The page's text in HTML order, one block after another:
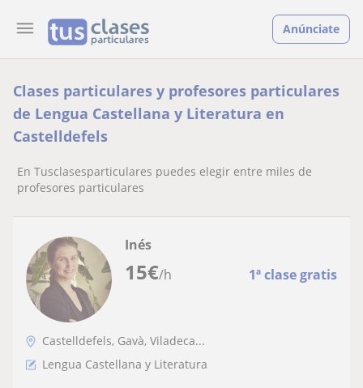
Anúnciate
Clases particulares y profesores particulares
de Lengua Castellana y Literatura en
Castelldefels
En Tusclasesparticulares puedes elegir entre miles de
profesores particulares
15€/h 1ª clase gratis
Inés
Castelldefels, Gavà, Viladeca...
Lengua Castellana y Literatura